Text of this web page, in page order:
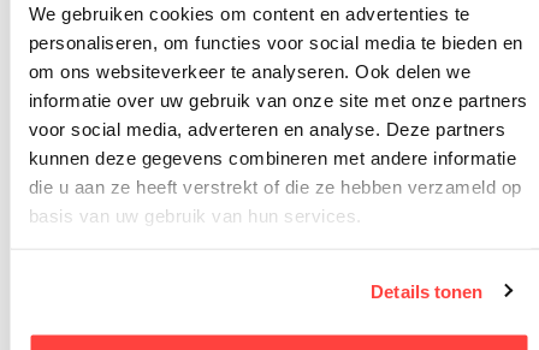
We gebruiken cookies om content en advertenties te
personaliseren, om functies voor social media te bieden en
om ons websiteverkeer te analyseren. Ook delen we
informatie over uw gebruik van onze site met onze partners
voor social media, adverteren en analyse. Deze partners
kunnen deze gegevens combineren met andere informatie
die u aan ze heeft verstrekt of die ze hebben verzameld op
basis van uw gebruik van hun services.
Details tonen
Regendouche onder een glazen plafond met
sterrenhemel
Personal guide voor lokale restaurant- en
activiteitentips
Geen televisie – de natuur is jouw entertainment
natuurbeleving creëert een onvergetelijke ervaring.
Je geniet van alle luxe van een designhotel met de